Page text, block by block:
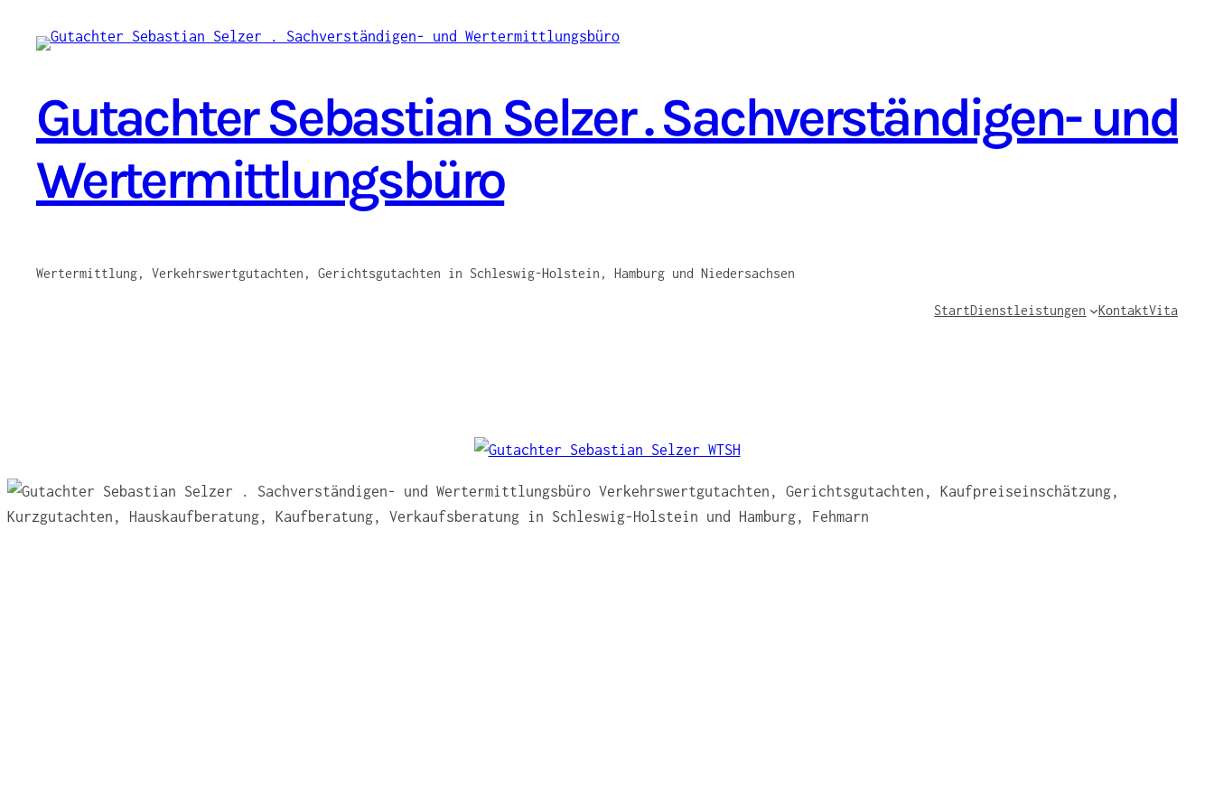
Inhalt
Gutachter Sebastian Selzer . Sachverständigen- und
Wertermittlungsbüro
Wertermittlung, Verkehrswertgutachten, Gerichtsgutachten in Schleswig-Holstein, Hamburg und Niedersachsen
StartDienstleistungen KontaktVita